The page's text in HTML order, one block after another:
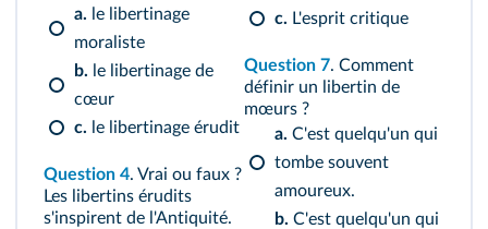
a. le libertinage
moraliste
b. le libertinage de
cœur
c. le libertinage érudit
Question 4. Vrai ou faux ?
Les libertins érudits
s'inspirent de l'Antiquité.
c. L'esprit critique
Question 7. Comment
définir un libertin de
mœurs ?
a. C'est quelqu'un qui
tombe souvent
amoureux.
b. C'est quelqu'un qui